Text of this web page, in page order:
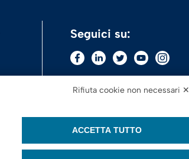
Seguici su:
Rifiuta cookie non necessari ✕
ACCETTA TUTTO